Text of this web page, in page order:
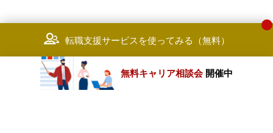
転職支援サービスを使ってみる（無料）
無料キャリア相談会 開催中